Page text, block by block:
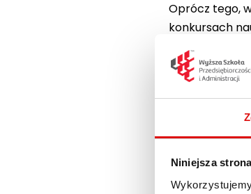
Niniejsza
Oprócz tego,
konkursach
wybrany
Studia
które
uwagę na
Jak